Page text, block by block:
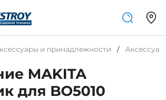
и принадлежности /
MAKITA
для BO5010